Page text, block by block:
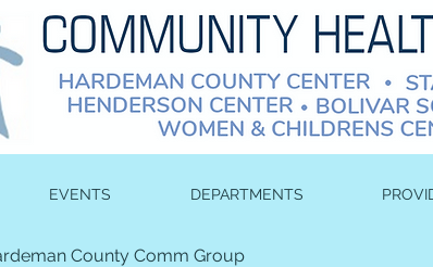
EVENTS DEPARTMENTS
County Comm Group